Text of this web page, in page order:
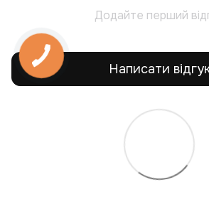
Додайте перший
Написати